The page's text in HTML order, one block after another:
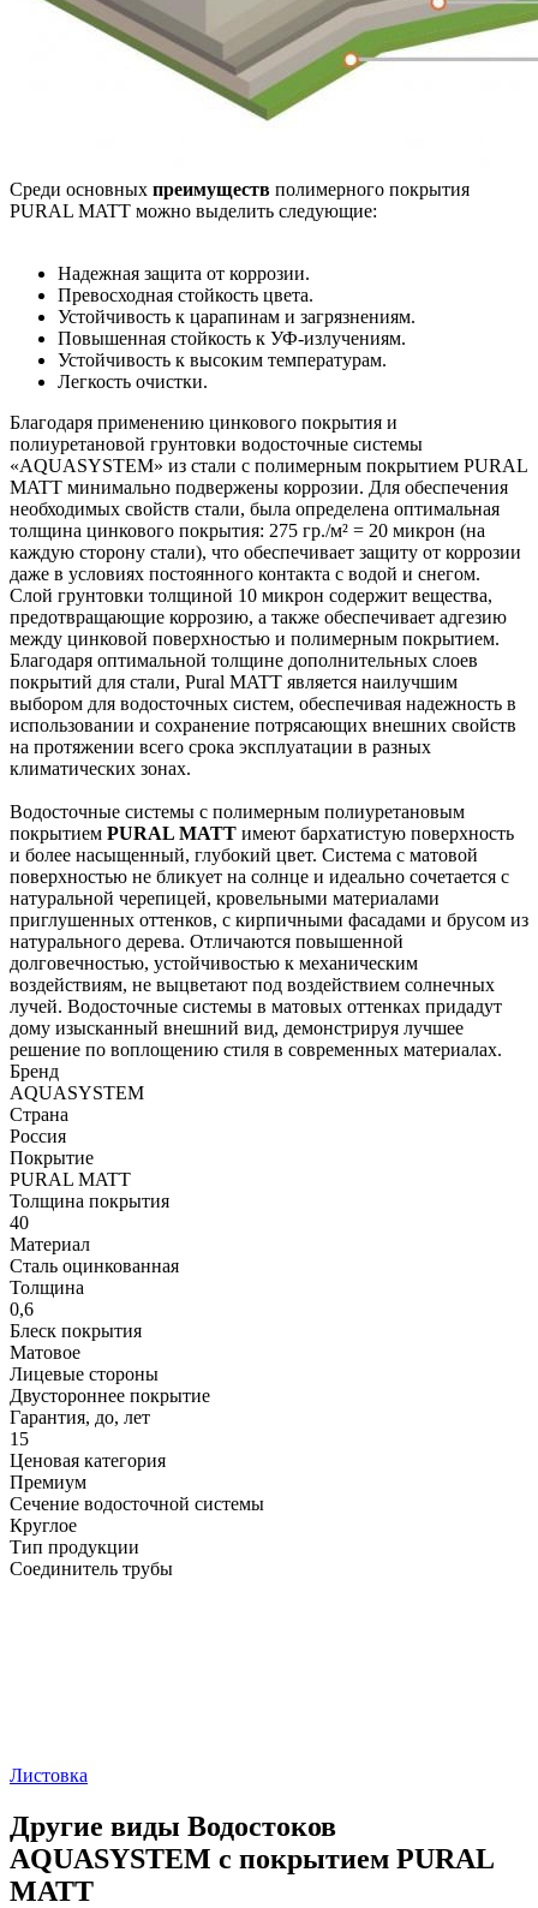
Среди основных преимуществ полимерного покрытия
PURAL MATT можно выделить следующие:
Надежная защита от коррозии.
Превосходная стойкость цвета.
Устойчивость к царапинам и загрязнениям.
Повышенная стойкость к УФ-излучениям.
Устойчивость к высоким температурам.
Легкость очистки.
Благодаря применению цинкового покрытия и
полиуретановой грунтовки водосточные системы
«AQUASYSTEM» из стали с полимерным покрытием PURAL
MATT минимально подвержены коррозии. Для обеспечения
необходимых свойств стали, была определена оптимальная
толщина цинкового покрытия: 275 гр./м² = 20 микрон (на
каждую сторону стали), что обеспечивает защиту от коррозии
даже в условиях постоянного контакта с водой и снегом.
Слой грунтовки толщиной 10 микрон содержит вещества,
предотвращающие коррозию, а также обеспечивает адгезию
между цинковой поверхностью и полимерным покрытием.
Благодаря оптимальной толщине дополнительных слоев
покрытий для стали, Pural MATT является наилучшим
выбором для водосточных систем, обеспечивая надежность в
использовании и сохранение потрясающих внешних свойств
на протяжении всего срока эксплуатации в разных
климатических зонах.
Водосточные системы с полимерным полиуретановым
покрытием PURAL MATT имеют бархатистую поверхность
и более насыщенный, глубокий цвет. Система с матовой
поверхностью не бликует на солнце и идеально сочетается с
натуральной черепицей, кровельными материалами
приглушенных оттенков, с кирпичными фасадами и брусом из
натурального дерева. Отличаются повышенной
долговечностью, устойчивостью к механическим
воздействиям, не выцветают под воздействием солнечных
лучей. Водосточные системы в матовых оттенках придадут
дому изысканный внешний вид, демонстрируя лучшее
решение по воплощению стиля в современных материалах.
Бренд
AQUASYSTEM
Страна
Россия
Покрытие
PURAL MATT
Толщина покрытия
40
Материал
Сталь оцинкованная
Толщина
0,6
Блеск покрытия
Матовое
Лицевые стороны
Двустороннее покрытие
Гарантия, до, лет
15
Ценовая категория
Премиум
Сечение водосточной системы
Круглое
Тип продукции
Соединитель трубы
Листовка
Другие виды Водостоков
AQUASYSTEM с покрытием PURAL
MATT